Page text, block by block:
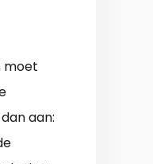
moet
aan: